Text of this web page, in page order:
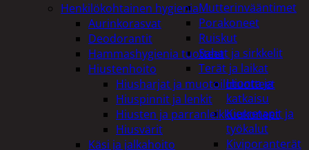
Mutterinvääntimet
Porakoneet
Ruiskut
Sahat ja sirkkelit
Terät ja laikat
Hionta ja
katkaisu
Kierretapit ja
työkalut
Kiviporanterät
Henkilökohtainen hygienia
Aurinkorasvat
Deodorantit
Hammashygienia tuotteet
Hiustenhoito
Hiusharjat ja muotoilutuotteet
Hiuspinnit ja lenkit
Hiusten ja parranleikkuukoneet
Hiusvärit
Käsi ja jalkahoito